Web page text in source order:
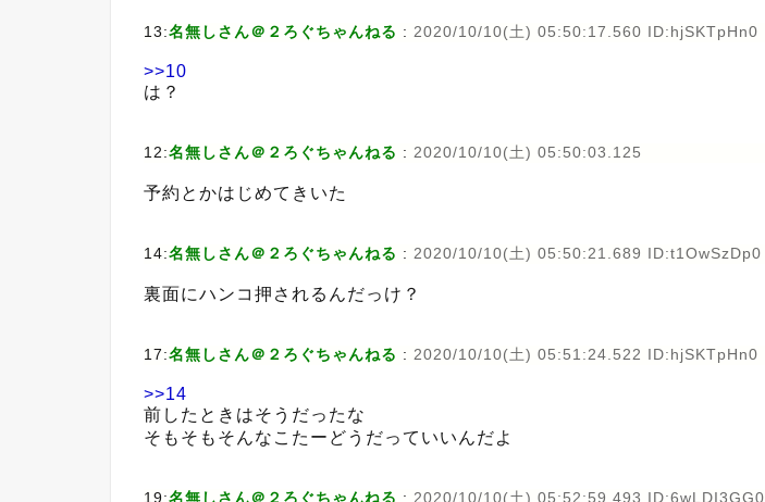
13:名無しさん＠２ろぐちゃんねる : 2020/10/10(土) 05:50:17.560 ID:hjSKTpHn0
>>10
は？
12:名無しさん＠２ろぐちゃんねる : 2020/10/10(土) 05:50:03.125
予約とかはじめてきいた
14:名無しさん＠２ろぐちゃんねる : 2020/10/10(土) 05:50:21.689 ID:t1OwSzDp0
裏面にハンコ押されるんだっけ？
17:名無しさん＠２ろぐちゃんねる : 2020/10/10(土) 05:51:24.522 ID:hjSKTpHn0
>>14
前したときはそうだったな
そもそもそんなこたーどうだっていいんだよ
19:名無しさん＠２ろぐちゃんねる : 2020/10/10(土) 05:52:59.493 ID:6wLDI3GG0